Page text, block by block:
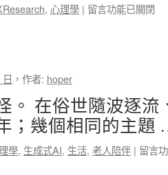
〉
, 心理學 | 在
來，
保
留
人
性〉
留言功能已關閉
， 作者: hoper
。 在俗世隨波逐
；幾個相同的主
學, 生成式AI, 生活, 老人陪伴 | 在
留言